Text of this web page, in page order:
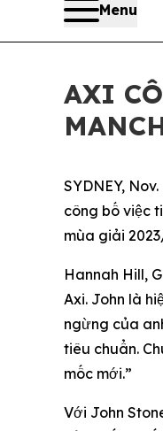
Menu
AXI
SYDNEY,
công bố việc
mùa giải
Hannah Hill,
Axi. John là
ngừng của
tiêu chuẩn.
mốc mới.”
Với John